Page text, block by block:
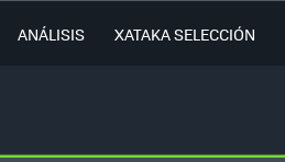
ANÁLISIS XATAKA SELECCIÓN